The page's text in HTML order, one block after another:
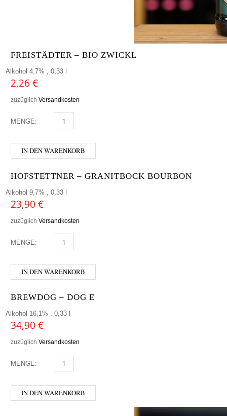
FREISTÄDTER – BIO ZWICKL
Alkohol 4,7% , 0,33 l
2,26 €
zuzüglich Versandkosten
MENGE: FREISTÄDTER - BIO ZWICKL MENGE
IN DEN WARENKORB
HOFSTETTNER – GRANITBOCK BOURBON
Alkohol 9,7% , 0,33 l
23,90 €
zuzüglich Versandkosten
MENGE: HOFSTETTNER - GRANITBOCK BOURBON MENGE
IN DEN WARENKORB
BREWDOG – DOG E
Alkohol 16,1% , 0,33 l
34,90 €
zuzüglich Versandkosten
MENGE: BREWDOG - DOG E MENGE
IN DEN WARENKORB